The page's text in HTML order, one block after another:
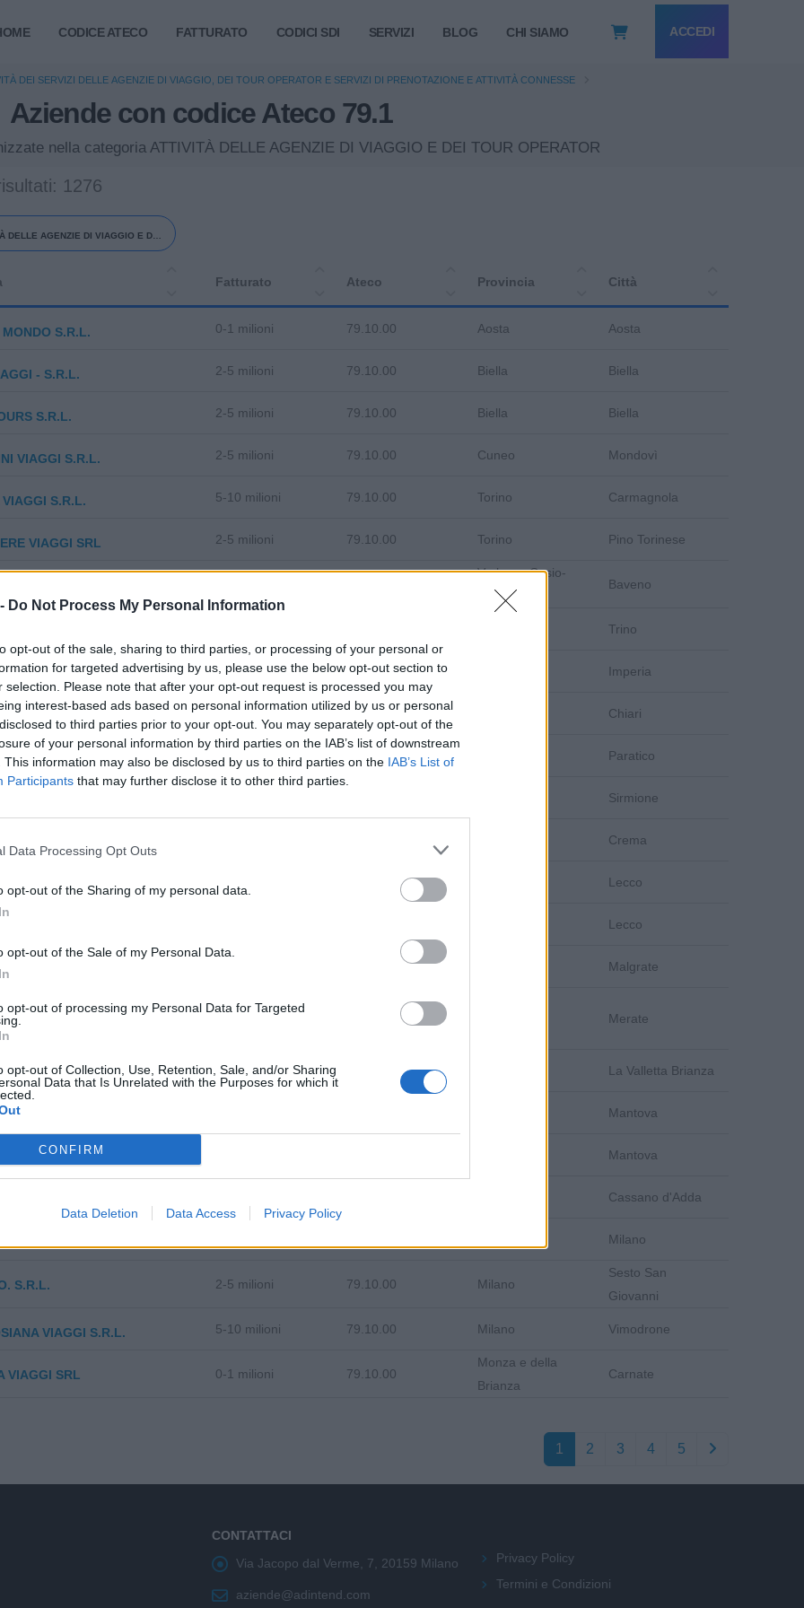
Do Not Process My Personal Information
opt-out of the sale, sharing to third parties, or processing of your personal or
for targeted advertising by us, please use the below opt-out section to
selection. Please note that after your opt-out request is processed you may
interest-based ads based on personal information utilized by us or personal
to third parties prior to your opt-out. You may separately opt-out of the
of your personal information by third parties on the IAB’s list of downstream
This information may also be disclosed by us to third parties on the IAB’s List of
Participants that may further disclose it to other third parties.
Data Processing Opt Outs
opt-out of the Sharing of my personal data.
opt-out of the Sale of my Personal Data.
opt-out of processing my Personal Data for Targeted
opt-out of Collection, Use, Retention, Sale, and/or Sharing
Data that Is Unrelated with the Purposes for which it
CONFIRM
Data Deletion Data Access Privacy Policy
CODICE ATECO FATTURATO CODICI SDI SERVIZI BLOG CHI SIAMO ACCEDI
Aziende con codice Ateco 79.1
nella categoria ATTIVITÀ DELLE AGENZIE DI VIAGGIO E DEI TOUR OPERATOR
DEI SERVIZI DELLE AGENZIE DI VIAGGIO, DEI TOUR OPERATOR E SERVIZI DI PRENOTAZIONE E ATTIVITÀ CONNESSE
1276
DELLE AGENZIE DI VIAGGIO E DEI
Fatturato Ateco Provincia Città
MONDO S.R.L. 0-1 milioni 79.10.00 Aosta Aosta
- S.R.L. 2-5 milioni 79.10.00 Biella Biella
S.R.L. 2-5 milioni 79.10.00 Biella Biella
VIAGGI S.R.L. 2-5 milioni 79.10.00 Cuneo Mondovì
VIAGGI S.R.L. 5-10 milioni 79.10.00 Torino Carmagnola
VIAGGI SRL 2-5 milioni 79.10.00 Torino Pino Torinese
Verbano-Cusio-
Ossola
Baveno
Trino
S.R.L. 2-5 milioni 79.10.00 Imperia
TOURS S.R.L. 2-5 milioni 79.10.00 Chiari
MARTINA VIAGGI - S.R.L. 5-10 milioni 79.10.00 Paratico
Sirmione
S.R.L. Crema
SRL Lecco
Lecco
SRL Malgrate
TOURS DI POLI CHIARA E C.
non pervenuto Merate
VIAGGI S.R.L. 2-5 milioni La Valletta Brianza
S.R.L. Mantova
S.R.L. Mantova
Cassano d'Adda
Milano
S.R.L. 2-5 milioni 79.10.00 Milano
Sesto San
Giovanni
VIAGGI S.R.L. 5-10 milioni 79.10.00 Milano Vimodrone
VIAGGI SRL 0-1 milioni 79.10.00
Monza e della
Brianza
Carnate
1 2 3 4 5
CONTATTACI
Via Jacopo dal Verme, 7, 20159 Milano
aziende@adintend.com
Privacy Policy
Termini e Condizioni